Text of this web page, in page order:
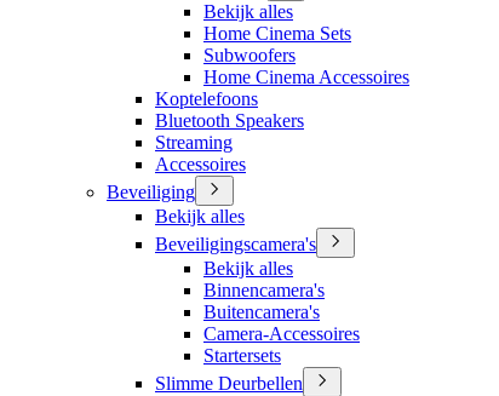
Bekijk alles
Home Cinema Sets
Subwoofers
Home Cinema Accessoires
Koptelefoons
Bluetooth Speakers
Streaming
Accessoires
Beveiliging
Bekijk alles
Beveiligingscamera's
Bekijk alles
Binnencamera's
Buitencamera's
Camera-Accessoires
Startersets
Slimme Deurbellen